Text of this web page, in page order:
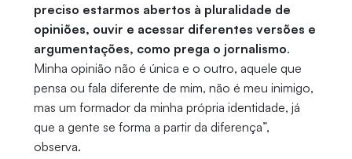
preciso estarmos abertos à pluralidade de
opiniões, ouvir e acessar diferentes versões e
argumentações, como prega o jornalismo.
Minha opinião não é única e o outro, aquele que
pensa ou fala diferente de mim, não é meu inimigo,
mas um formador da minha própria identidade, já
que a gente se forma a partir da diferença”,
observa.